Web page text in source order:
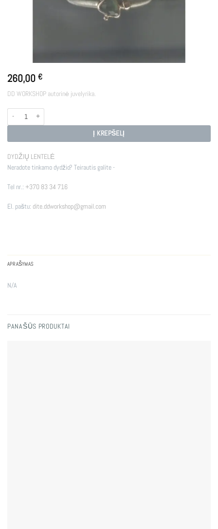
260,00 €
DD WORKSHOP autorinė juvelyrika.
produkto kiekis: HECATE
Į KREPŠELĮ
DYDŽIŲ LENTELĖ
Neradote tinkamo dydžio? Teirautis galite -
Tel nr.: +370 83 34 716
El. paštu: dite.ddworkshop@gmail.com
APRAŠYMAS
N/A
PANAŠŪS PRODUKTAI